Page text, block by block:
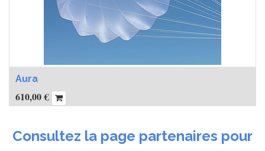
Aura
610,00€
Consultez la page partenaires pour